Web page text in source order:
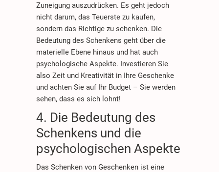
Zuneigung auszudrücken. Es geht jedoch
nicht darum, das Teuerste zu kaufen,
sondern das Richtige zu schenken. Die
Bedeutung des Schenkens geht über die
materielle Ebene hinaus und hat auch
psychologische Aspekte. Investieren Sie
also Zeit und Kreativität in Ihre Geschenke
und achten Sie auf Ihr Budget – Sie werden
sehen, dass es sich lohnt!
4. Die Bedeutung des
Schenkens und die
psychologischen Aspekte
Das Schenken von Geschenken ist eine